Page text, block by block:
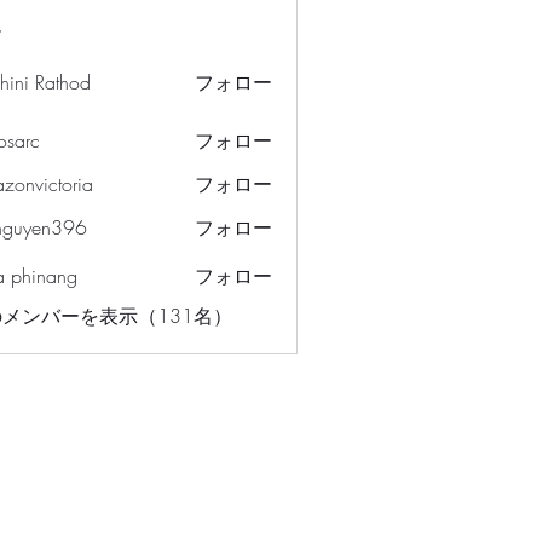
Rathod フォロー
フォロー
フォロー
フォロー
phinang
フォロー
ンバーを表示（131名）